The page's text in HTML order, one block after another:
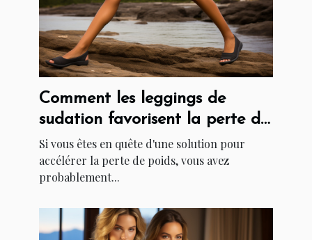
Comment les leggings de
sudation favorisent la perte de
poids
Si vous êtes en quête d'une solution pour
accélérer la perte de poids, vous avez
probablement...